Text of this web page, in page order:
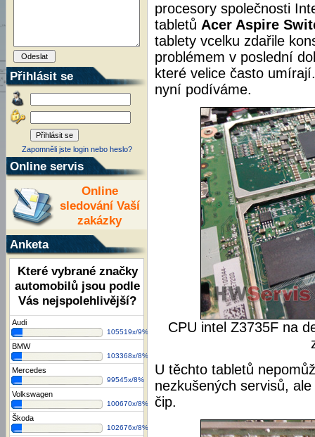
Přihlásit se
Zapomněli jste login nebo heslo?
Online servis
Online
sledování Vaší
zakázky
Anketa
Které vybrané značky
automobilů jsou podle
Vás nejspolehlivější?
Audi
105519x/9%
BMW
103368x/8%
Mercedes
99545x/8%
Volkswagen
100670x/8%
Škoda
102676x/8%
procesory společnosti
tabletů Acer Aspire
tablety vcelku zdařile
problémem v poslední
které velice často
nyní podíváme.
CPU intel Z3735F na
U těchto tabletů
nezkušených servisů,
čip.